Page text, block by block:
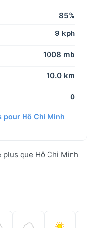
85%
9 kph
1008 mb
10.0 km
0
pour Hô Chi Minh
plus que Hô Chi Minh